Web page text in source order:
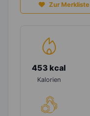
Zur Merkliste
453 kcal
Kalorien